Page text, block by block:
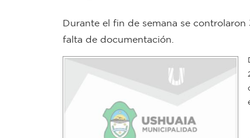
Durante el fin de semana se
falta de documentación.